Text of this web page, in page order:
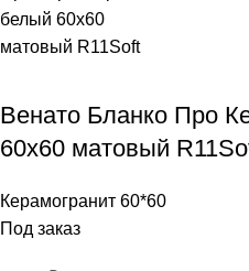
Венато Бланко Про
60х60 матовый
Керамогранит 60*60
Под заказ